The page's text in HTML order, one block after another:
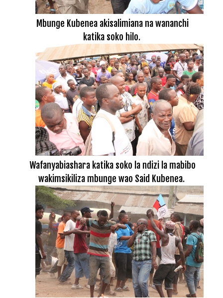
Mbunge Kubenea akisalimiana na wananchi
katika soko hilo.
Wafanyabiashara katika soko la ndizi la mabibo
wakimsikiliza mbunge wao Said Kubenea.